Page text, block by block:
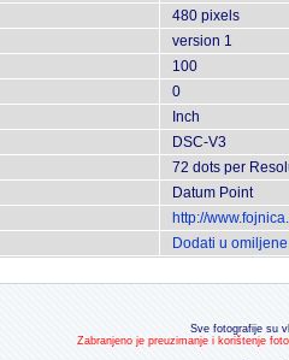
480 pixels
version 1
100
0
Inch
DSC-V3
72 dots per
Datum Point
http://
Dodati u omiljene
Sve fotografije su
Zabranjeno je preuzimanje i korištenje